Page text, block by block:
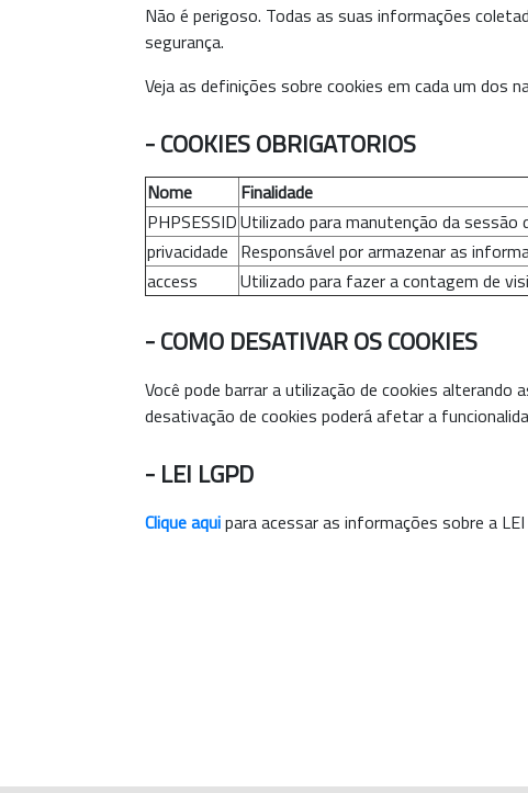
Não é perigoso. Todas as suas informações
segurança.
Veja as definições sobre cookies em cada um dos
- COOKIES OBRIGATORIOS
Nome
Finalidade
PHPSESSIDUtilizado para manutenção da sessão
privacidade Responsável por armazenar as
access
Utilizado para fazer a contagem de
- COMO DESATIVAR OS COOKIES
Você pode barrar a utilização de cookies alterando
desativação de cookies poderá afetar a
- LEI LGPD
Clique aquipara acessar as informações sobre a LEI